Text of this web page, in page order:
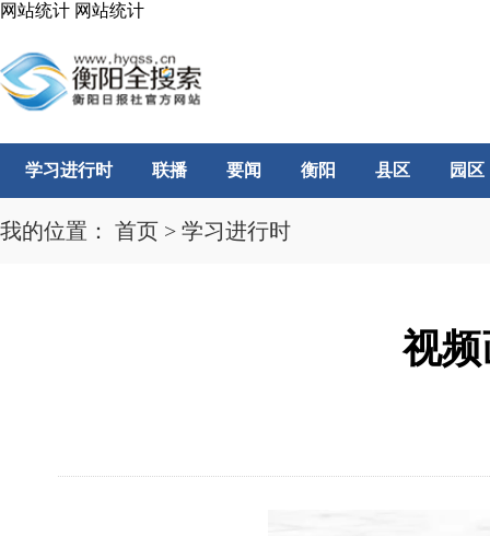
网站统计 网站统计
学习进行时 联播 要闻 衡阳 县区 园区
我的位置： 首页 > 学习进行时
视